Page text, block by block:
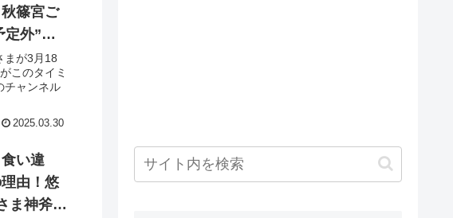
篠宮ご
定外”入
まが3月18
このタイミ
チャンネル
2025.03.30
い違
由！悠
ま神斧で